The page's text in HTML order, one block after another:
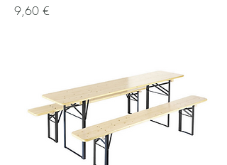
Preis
9,60 €